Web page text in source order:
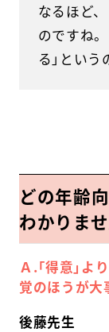
なるほど
のですね
る」とい
どの年齢
わかりませ
Ａ.「得意」よ
覚のほうが大
後藤先生